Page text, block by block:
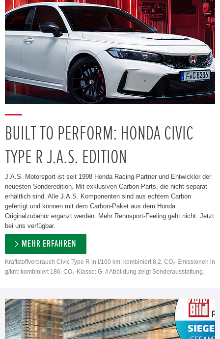
BUILT TO PERFORM: HONDA CIVIC
TYPE R J.A.S. EDITION
J.A.S. Motorsport ist seit 1998 Honda Racing-Partner und Entwickler der
neuesten Sonderedition. Mit exklusiven Carbon-Parts, die nicht separat
erhältlich sind. Alle J.A.S. Komponenten sind aus echtem Carbon
gefertigt und können mit dem Carbon-Paket aus dem Honda
Originalzubehör ergänzt werden. Mehr Rennsport-Feeling geht nicht. Jetzt
bei uns verfügbar.
MEHR ERFAHREN
Kraftstoffverbrauch Civic Type R in l/100 km: kombiniert 8,2. CO₂-Emissionen in
g/km: kombiniert 186. CO₂-Klasse: G. // Abbildung zeigt Sonderausstattung.